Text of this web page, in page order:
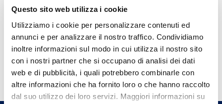
Questo sito web utilizza i cookie
Utilizziamo i cookie per personalizzare contenuti ed
annunci e per analizzare il nostro traffico. Condividiamo
inoltre informazioni sul modo in cui utilizza il nostro sito
con i nostri partner che si occupano di analisi dei dati
web e di pubblicità, i quali potrebbero combinarle con
altre informazioni che ha fornito loro o che hanno raccolto
dal suo utilizzo dei loro servizi. Maggiori informazioni su
Hai bisogno di
informazioni?
Trova l'Agenzia più vicina a te e parla con